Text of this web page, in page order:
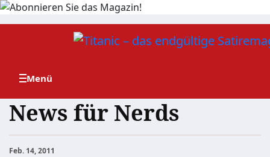
Zum
News für Nerds
Feb. 14, 2011